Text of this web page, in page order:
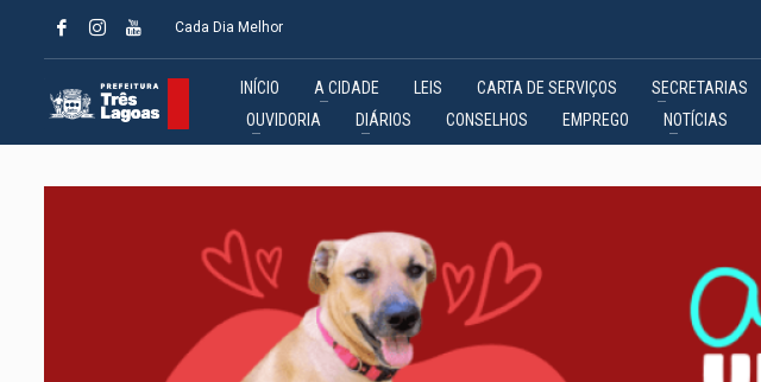
Cada Dia Melhor
INÍCIO A CIDADE LEIS CARTA DE SERVIÇOS SECRETARIAS
OUVIDORIA
DIÁRIOS CONSELHOS EMPREGO NOTÍCIAS